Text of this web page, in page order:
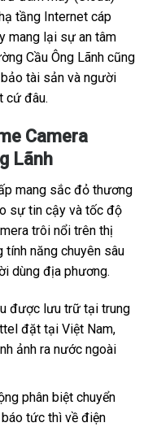
tầng Internet cáp
mang lại sự an tâm
Cầu Ông Lãnh cũng
tài sản và người
cứ đâu.
Camera
Lãnh
mang sắc đỏ thương
sự tin cậy và tốc độ
trôi nổi trên thị
năng chuyên sâu
dùng địa phương.
được lưu trữ tại trung
đặt tại Việt Nam,
ảnh ra nước ngoài
phân biệt chuyển
tức thì về điện